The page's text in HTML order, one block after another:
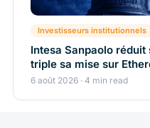
Investisseurs institutionnels
Intesa Sanpaolo
triple sa mise sur
6 août 2026 · 4 min read